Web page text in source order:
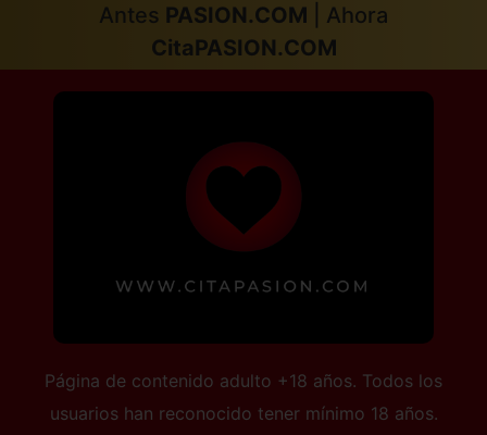
Antes PASION.COM | Ahora
CitaPASION.COM
Página de contenido adulto +18 años. Todos los
usuarios han reconocido tener mínimo 18 años.